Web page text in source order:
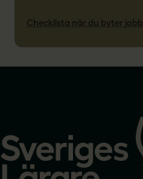
Checklista när du byter jobb
startsidan